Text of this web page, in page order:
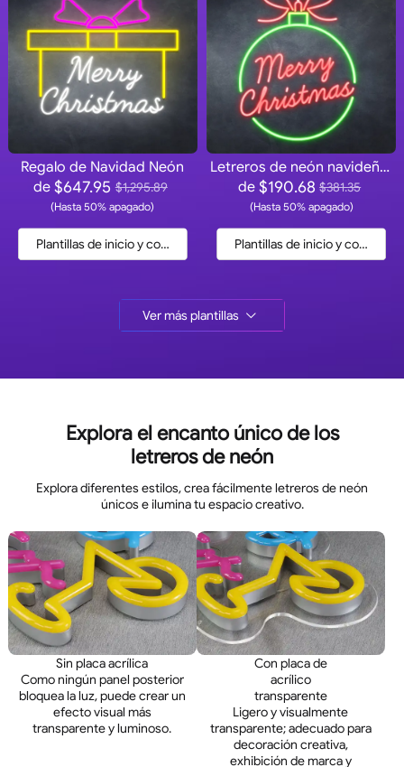
Regalo de Navidad Neón
de$647.95 $1,295.89
(Hasta 50% apagado)
Plantillas de inicio y cotización
Letreros de neón navideños
de $190.68 $381.35
(Hasta 50% apagado)
Plantillas de inicio y cotización
Ver más plantillas
Explora el encanto único de los
letreros de neón
Explora diferentes estilos, crea fácilmente letreros de neón
únicos e ilumina tu espacio creativo.
Sin placa acrílica
Como ningún panel posterior
bloquea la luz, puede crear un
efecto visual más
transparente y luminoso.
Con placa de
acrílico
transparente
Ligero y visualmente
transparente; adecuado para
decoración creativa,
exhibición de marca y